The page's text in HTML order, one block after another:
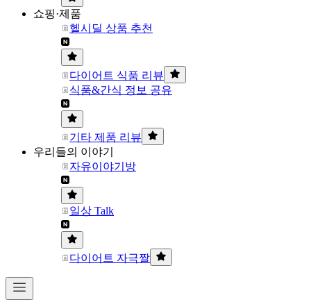
쇼핑·제품
헬시딜 상품 추천
다이어트 식품 리뷰
식품&간식 정보 공유
기타 제품 리뷰
우리들의 이야기
자유이야기방
일상 Talk
다이어트 자극짤